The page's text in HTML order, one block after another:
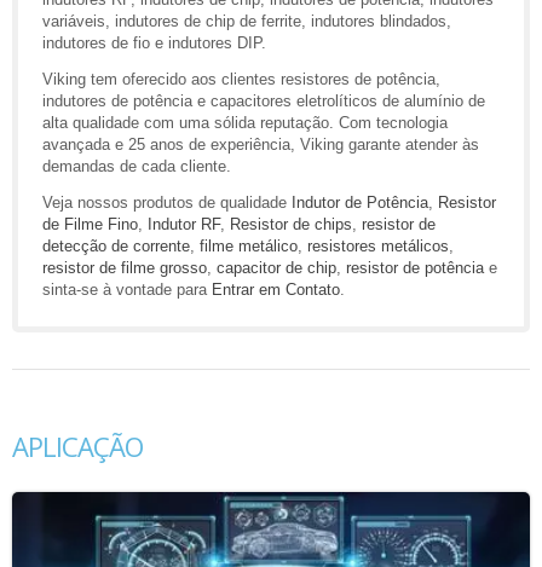
variáveis, indutores de chip de ferrite, indutores blindados,
indutores de fio e indutores DIP.
Viking tem oferecido aos clientes resistores de potência,
indutores de potência e capacitores eletrolíticos de alumínio de
alta qualidade com uma sólida reputação. Com tecnologia
avançada e 25 anos de experiência, Viking garante atender às
demandas de cada cliente.
Veja nossos produtos de qualidade Indutor de Potência, Resistor
de Filme Fino, Indutor RF, Resistor de chips, resistor de
detecção de corrente, filme metálico, resistores metálicos,
resistor de filme grosso, capacitor de chip, resistor de potênciae
sinta-se à vontade para Entrar em Contato.
APLICAÇÃO